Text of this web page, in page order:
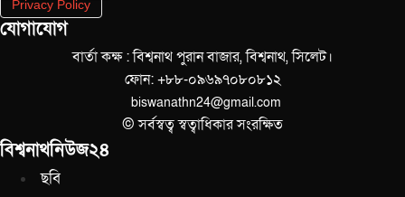
Privacy Policy
যোগাযোগ
বার্তা কক্ষ : বিশ্বনাথ পুরান বাজার, বিশ্বনাথ, সিলেট।
ফোন: +৮৮-০৯৬৯৭০৮০৮১২
biswanathn24@gmail.com
© সর্বস্বত্ব স্বত্বাধিকার সংরক্ষিত
বিশ্বনাথনিউজ২৪
ছবি